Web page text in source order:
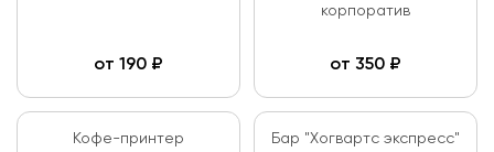
от 190 ₽
корпоратив
от 350 ₽
Кофе-принтер Бар "Хогвартс экспресс"